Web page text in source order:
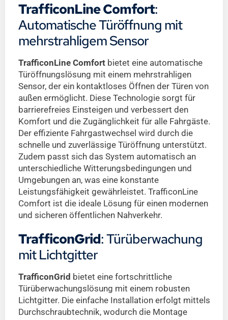
TrafficonLine Comfort:
Automatische Türöffnung mit
mehrstrahligem Sensor
TrafficonLine Comfortbietet eine automatische
Türöffnungslösung mit einem mehrstrahligen
Sensor, der ein kontaktloses Öffnen der Türen von
außen ermöglicht. Diese Technologie sorgt für
barrierefreies Einsteigen und verbessert den
Komfort und die Zugänglichkeit für alle Fahrgäste.
Der effiziente Fahrgastwechsel wird durch die
schnelle und zuverlässige Türöffnung unterstützt.
Zudem passt sich das System automatisch an
unterschiedliche Witterungsbedingungen und
Umgebungen an, was eine konstante
Leistungsfähigkeit gewährleistet. TrafficonLine
Comfort ist die ideale Lösung für einen modernen
und sicheren öffentlichen Nahverkehr.
TrafficonGrid: Türüberwachung
mit Lichtgitter
TrafficonGrid bietet eine fortschrittliche
Türüberwachungslösung mit einem robusten
Lichtgitter. Die einfache Installation erfolgt mittels
Durchschraubtechnik, wodurch die Montage